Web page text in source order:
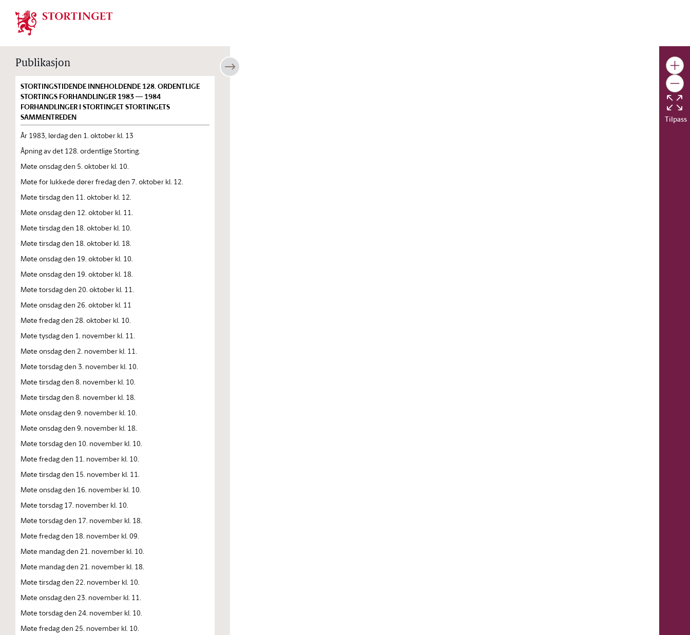
Stortinget.no
Publikasjon
STORTINGSTIDENDE INNEHOLDENDE 128. ORDENTLIGE
STORTINGS FORHANDLINGER 1983 — 1984
FORHANDLINGER I STORTINGET STORTINGETS
SAMMENTREDEN
År 1983, lørdag den 1. oktober kl. 13
Åpning av det 128. ordentlige Storting.
Møte onsdag den 5. oktober kl. 10.
Møte for lukkede dører fredag den 7. oktober kl. 12.
Møte tirsdag den 11. oktober kl. 12.
Møte onsdag den 12. oktober kl. 11.
Møte tirsdag den 18. oktober kl. 10.
Møte tirsdag den 18. oktober kl. 18.
Møte onsdag den 19. oktober kl. 10.
Møte onsdag den 19. oktober kl. 18.
Møte torsdag den 20. oktober kl. 11.
Møte onsdag den 26. oktober kl. 11
Møte fredag den 28. oktober kl. 10.
Møte tysdag den 1. november kl. 11.
Møte onsdag den 2. november kl. 11.
Møte torsdag den 3. november kl. 10.
Møte tirsdag den 8. november kl. 10.
Møte tirsdag den 8. november kl. 18.
Møte onsdag den 9. november kl. 10.
Møte onsdag den 9. november kl. 18.
Møte torsdag den 10. november kl. 10.
Møte fredag den 11. november kl. 10.
Møte tirsdag den 15. november kl. 11.
Møte onsdag den 16. november kl. 10.
Møte torsdag 17. november kl. 10.
Møte torsdag den 17. november kl. 18.
Møte fredag den 18. november kl. 09.
Møte mandag den 21. november kl. 10.
Møte mandag den 21. november kl. 18.
Møte tirsdag den 22. november kl. 10.
Møte onsdag den 23. november kl. 11.
Møte torsdag den 24. november kl. 10.
Møte fredag den 25. november kl. 10.